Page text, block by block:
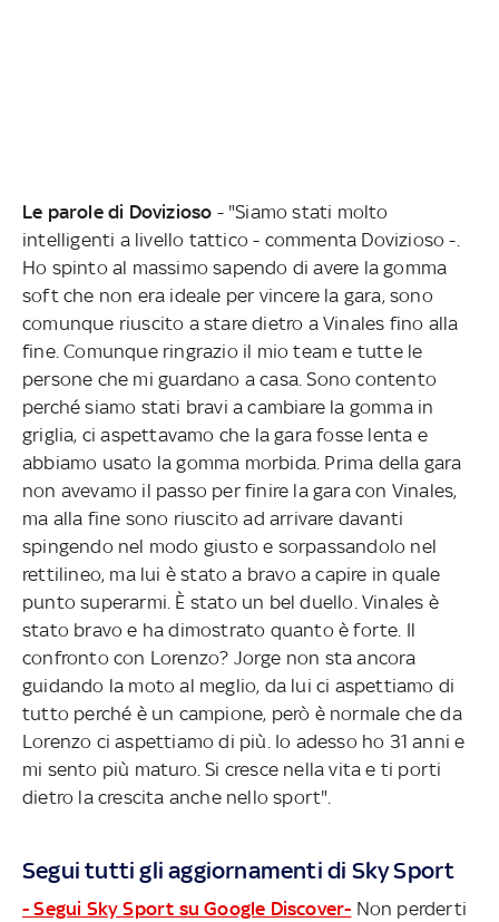
Le parole di Dovizioso - "Siamo stati molto
intelligenti a livello tattico - commenta Dovizioso -.
Ho spinto al massimo sapendo di avere la gomma
soft che non era ideale per vincere la gara, sono
comunque riuscito a stare dietro a Vinales fino alla
fine. Comunque ringrazio il mio team e tutte le
persone che mi guardano a casa. Sono contento
perché siamo stati bravi a cambiare la gomma in
griglia, ci aspettavamo che la gara fosse lenta e
abbiamo usato la gomma morbida. Prima della gara
non avevamo il passo per finire la gara con Vinales,
ma alla fine sono riuscito ad arrivare davanti
spingendo nel modo giusto e sorpassandolo nel
rettilineo, ma lui è stato a bravo a capire in quale
punto superarmi. È stato un bel duello. Vinales è
stato bravo e ha dimostrato quanto è forte. Il
confronto con Lorenzo? Jorge non sta ancora
guidando la moto al meglio, da lui ci aspettiamo di
tutto perché è un campione, però è normale che da
Lorenzo ci aspettiamo di più. Io adesso ho 31 anni e
mi sento più maturo. Si cresce nella vita e ti porti
dietro la crescita anche nello sport".
Segui tutti gli aggiornamenti di Sky Sport
- Segui Sky Sport su Google Discover- Non perderti